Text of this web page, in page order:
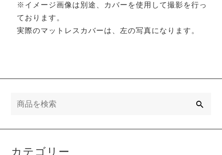
※イメージ画像は別途、カバーを使用して撮影を行っ
ております。
実際のマットレスカバーは、左の写真になります。
カテゴリー